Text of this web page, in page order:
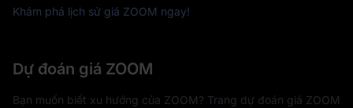
Khám phá lịch sử giá ZOOM ngay!
Dự đoán giá ZOOM
Bạn muốn biết xu hướng của ZOOM? Trang dự đoán giá ZOOM